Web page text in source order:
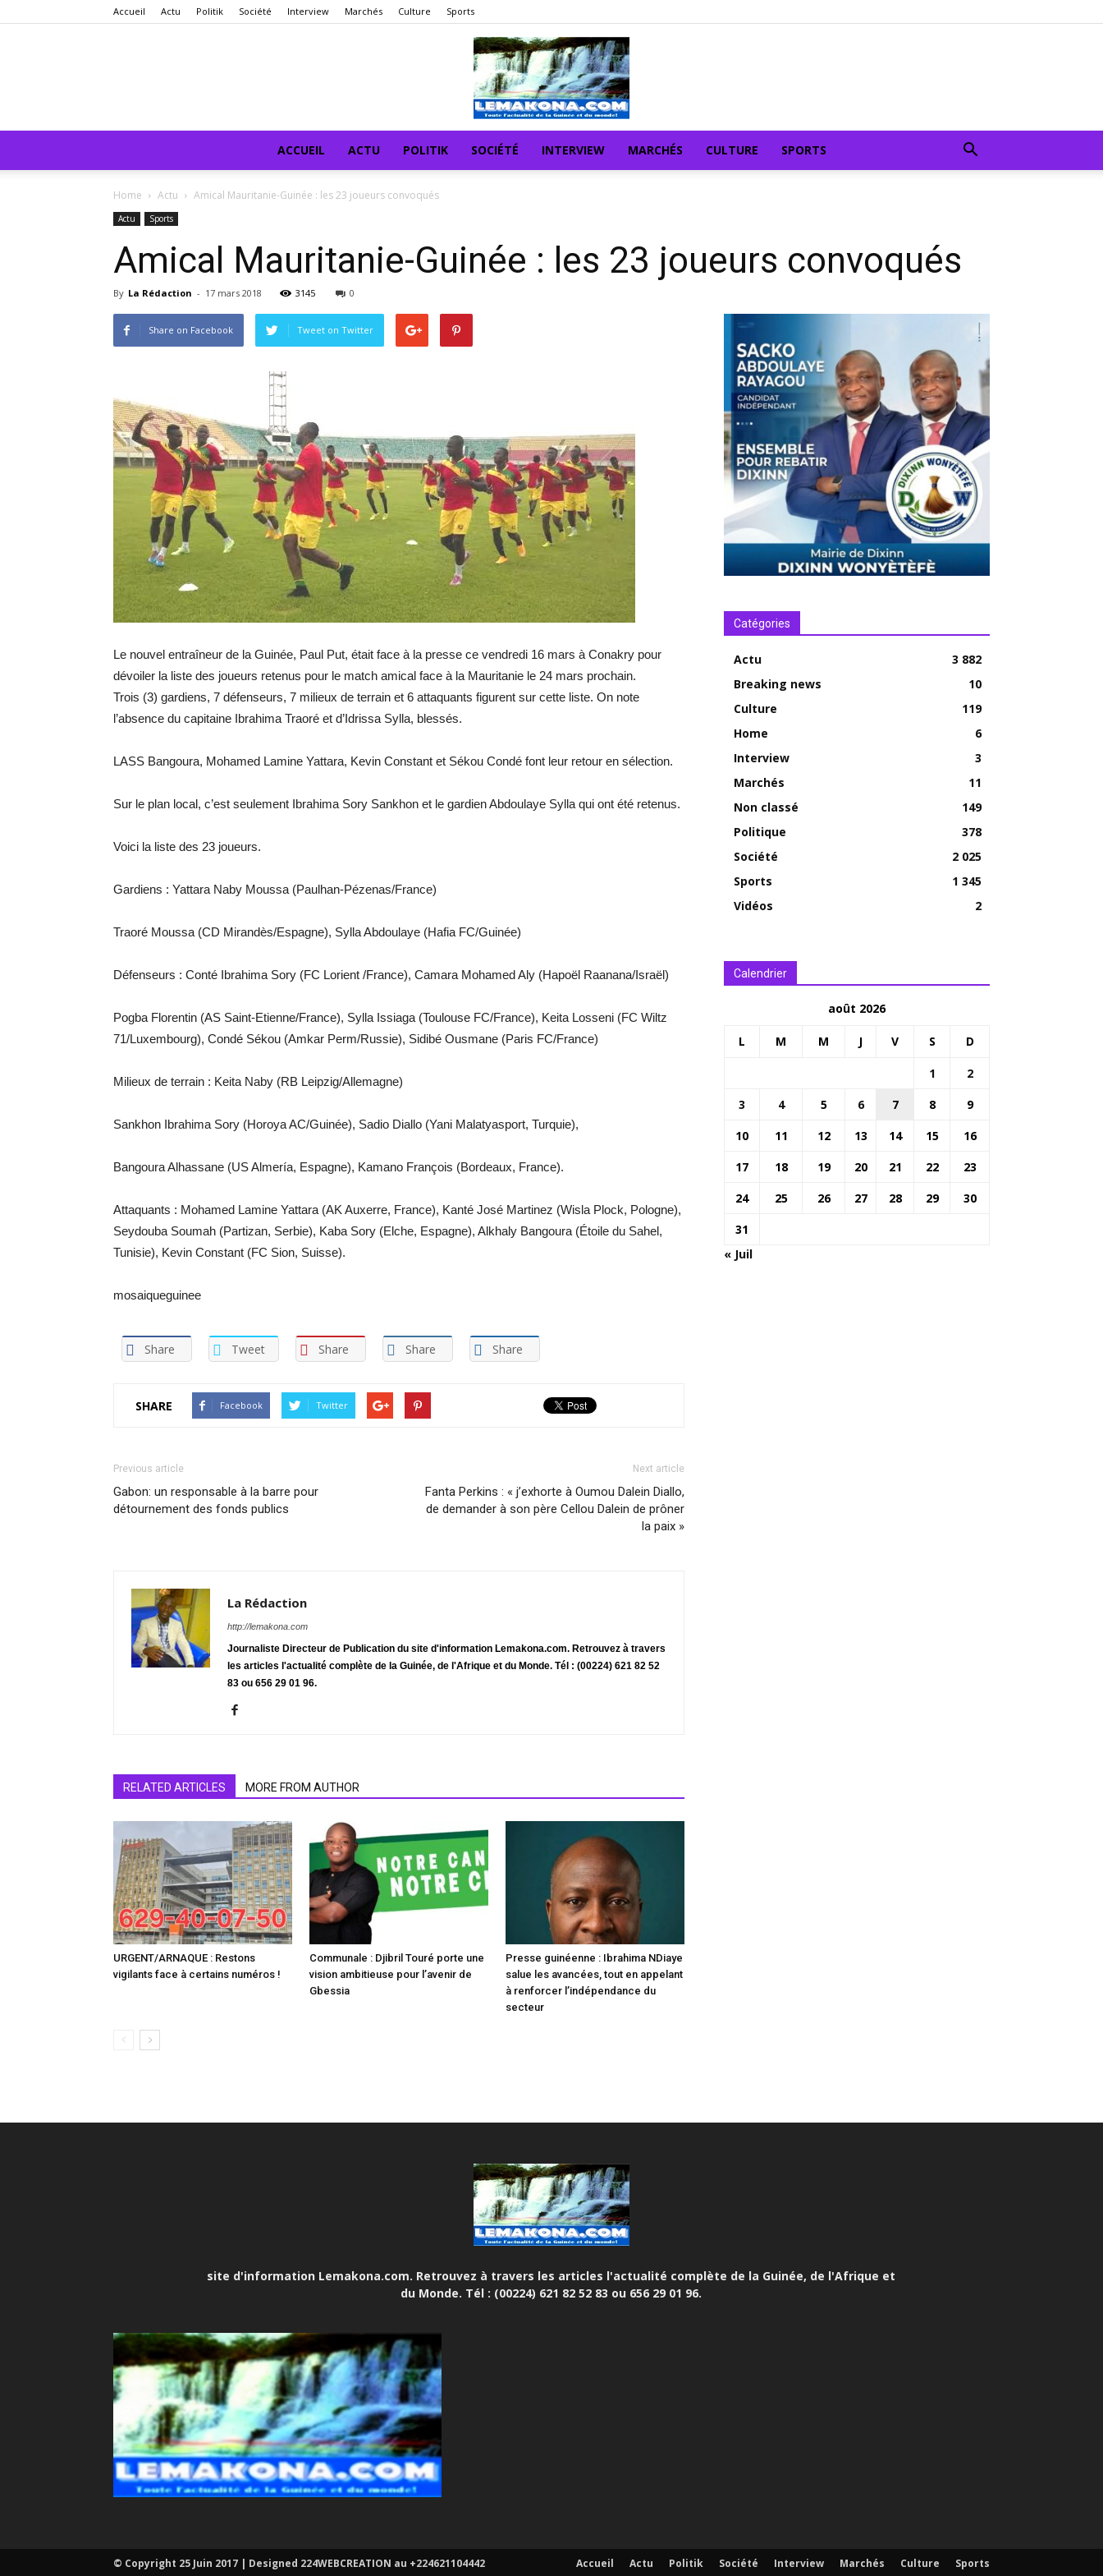
Accueil Actu Politik Société Interview Marchés Culture Sports
ACCUEIL ACTU POLITIK SOCIÉTÉ INTERVIEW MARCHÉS CULTURE SPORTS
Home Actu Amical Mauritanie-Guinée : les 23 joueurs convoqués
Actu Sports
Amical Mauritanie-Guinée : les 23 joueurs convoqués
By La Rédaction - 17 mars 2018 3145 0
Share on Facebook Tweet on Twitter
Le nouvel entraîneur de la Guinée, Paul Put, était face à la presse ce vendredi 16 mars à Conakry pour
dévoiler la liste des joueurs retenus pour le match amical face à la Mauritanie le 24 mars prochain.
Trois (3) gardiens, 7 défenseurs, 7 milieux de terrain et 6 attaquants figurent sur cette liste. On note
l’absence du capitaine Ibrahima Traoré et d’Idrissa Sylla, blessés.
LASS Bangoura, Mohamed Lamine Yattara, Kevin Constant et Sékou Condé font leur retour en sélection.
Sur le plan local, c’est seulement Ibrahima Sory Sankhon et le gardien Abdoulaye Sylla qui ont été retenus.
Voici la liste des 23 joueurs.
Gardiens : Yattara Naby Moussa (Paulhan-Pézenas/France)
Traoré Moussa (CD Mirandès/Espagne), Sylla Abdoulaye (Hafia FC/Guinée)
Défenseurs : Conté Ibrahima Sory (FC Lorient /France), Camara Mohamed Aly (Hapoël Raanana/Israël)
Pogba Florentin (AS Saint-Etienne/France), Sylla Issiaga (Toulouse FC/France), Keita Losseni (FC Wiltz
71/Luxembourg), Condé Sékou (Amkar Perm/Russie), Sidibé Ousmane (Paris FC/France)
Milieux de terrain : Keita Naby (RB Leipzig/Allemagne)
Sankhon Ibrahima Sory (Horoya AC/Guinée), Sadio Diallo (Yani Malatyasport, Turquie),
Bangoura Alhassane (US Almería, Espagne), Kamano François (Bordeaux, France).
Attaquants : Mohamed Lamine Yattara (AK Auxerre, France), Kanté José Martinez (Wisla Plock, Pologne),
Seydouba Soumah (Partizan, Serbie), Kaba Sory (Elche, Espagne), Alkhaly Bangoura (Étoile du Sahel,
Tunisie), Kevin Constant (FC Sion, Suisse).
mosaiqueguinee
Share Tweet Share Share Share
SHARE Facebook Twitter
Previous article
Gabon: un responsable à la barre pour
détournement des fonds publics
Next article
Fanta Perkins : « j’exhorte à Oumou Dalein Diallo,
de demander à son père Cellou Dalein de prôner
la paix »
La Rédaction
http://lemakona.com
Journaliste Directeur de Publication du site d'information Lemakona.com. Retrouvez à travers
les articles l'actualité complète de la Guinée, de l'Afrique et du Monde. Tél : (00224) 621 82 52
83 ou 656 29 01 96.
RELATED ARTICLES MORE FROM AUTHOR
URGENT/ARNAQUE : Restons
vigilants face à certains numéros !
Communale : Djibril Touré porte une
vision ambitieuse pour l’avenir de
Gbessia
Presse guinéenne : Ibrahima NDiaye
salue les avancées, tout en appelant
à renforcer l’indépendance du
secteur
Catégories
Actu
3 882
Breaking news
10
Culture
119
Home
6
Interview
3
Marchés
11
Non classé
149
Politique
378
Société
2 025
Sports
1 345
Vidéos
2
Calendrier
août 2026
L M M J V S D
1
2
3
4 5 6 7 8
9
10
11 12 13 14 15
16
17
18 19 20 21 22
23
24
25 26 27 28 29
30
31
« Juil
site d'information Lemakona.com. Retrouvez à travers les articles l'actualité complète de la Guinée, de l'Afrique et
du Monde. Tél : (00224) 621 82 52 83 ou 656 29 01 96.
Accueil Actu Politik Société Interview Marchés Culture Sports
© Copyright 25 Juin 2017 | Designed 224WEBCREATION au +224621104442